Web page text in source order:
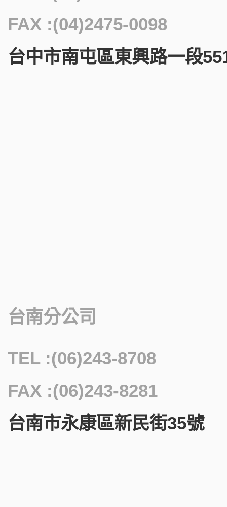
FAX :(04)2475-0098
台中市南屯區東興路一段
台南分公司
TEL :(06)243-8708
FAX :(06)243-8281
台南市永康區新民街35號